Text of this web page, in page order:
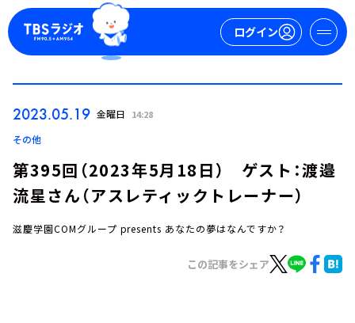
ログイン
2023.05.19 金曜日 14:28
その他
第395回（2023年5月18日） ゲスト：渡邉
流星さん（アスレティックトレーナー）
滋慶学園COMグループ presents あなたの夢はなんですか？
この記事をシェア